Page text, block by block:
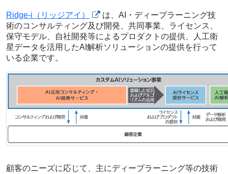
Ridge-i（リッジアイ）
は、AI・ディープラーニング技
術のコンサルティング及び開発、共同事業、ライセンス、
保守モデル、自社開発等によるプロダクトの提供、人工衛
星データを活用したAI解析ソリューションの提供を行って
いる企業です。
顧客のニーズに応じて、主にディープラーニング等の技術